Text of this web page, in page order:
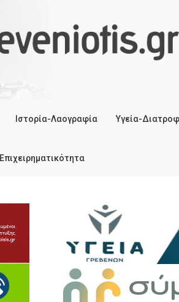
Ιστορία-Λαογραφία Υγεία-
Επιχειρηματικότητα